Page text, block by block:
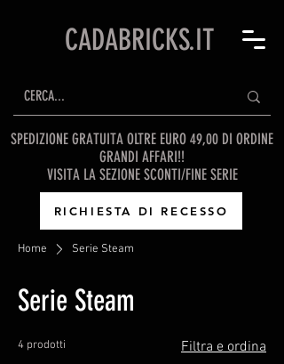
CADABRICKS.IT
SPEDIZIONE GRATUITA OLTRE EURO 49,00 DI ORDINE
GRANDI AFFARI!!
VISITA LA SEZIONE SCONTI/FINE SERIE
RICHIESTA DI RECESSO
Home Serie Steam
Serie Steam
4 prodotti Filtra e ordina